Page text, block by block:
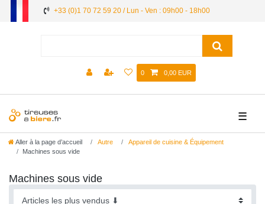
+33 (0)1 70 72 59 20 / Lun - Ven : 09h00 - 18h00
0 0,00 EUR
☰
Aller à la page d’accueil Autre
Appareil de cuisine & Équipement
Machines sous vide
Machines sous vide